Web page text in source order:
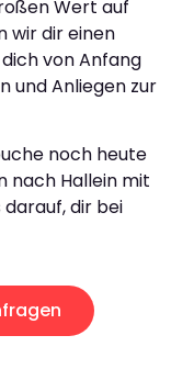
Wert auf
wir dir einen
von Anfang
und Anliegen zur
noch heute
nach Hallein mit
darauf, dir bei